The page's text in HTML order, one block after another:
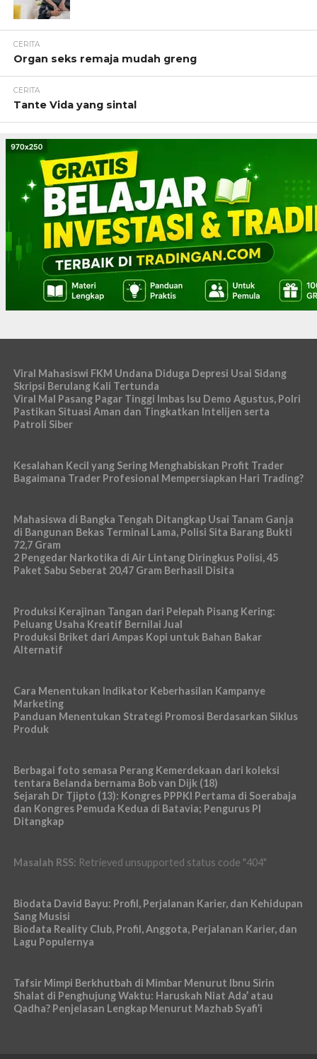
CERITA
Organ seks remaja mudah greng
CERITA
Tante Vida yang sintal
Viral Mahasiswi FKM Undana Diduga Depresi Usai Sidang
Skripsi Berulang Kali Tertunda
Viral Mal Pasang Pagar Tinggi Imbas Isu Demo Agustus, Polri
Pastikan Situasi Aman dan Tingkatkan Intelijen serta
Patroli Siber
Kesalahan Kecil yang Sering Menghabiskan Profit Trader
Bagaimana Trader Profesional Mempersiapkan Hari Trading?
Mahasiswa di Bangka Tengah Ditangkap Usai Tanam Ganja
di Bangunan Bekas Terminal Lama, Polisi Sita Barang Bukti
72,7 Gram
2 Pengedar Narkotika di Air Lintang Diringkus Polisi, 45
Paket Sabu Seberat 20,47 Gram Berhasil Disita
Produksi Kerajinan Tangan dari Pelepah Pisang Kering:
Peluang Usaha Kreatif Bernilai Jual
Produksi Briket dari Ampas Kopi untuk Bahan Bakar
Alternatif
Cara Menentukan Indikator Keberhasilan Kampanye
Marketing
Panduan Menentukan Strategi Promosi Berdasarkan Siklus
Produk
Berbagai foto semasa Perang Kemerdekaan dari koleksi
tentara Belanda bernama Bob van Dijk (18)
Sejarah Dr Tjipto (13): Kongres PPPKI Pertama di Soerabaja
dan Kongres Pemuda Kedua di Batavia; Pengurus PI
Ditangkap
Masalah RSS: Retrieved unsupported status code "404"
Biodata David Bayu: Profil, Perjalanan Karier, dan Kehidupan
Sang Musisi
Biodata Reality Club, Profil, Anggota, Perjalanan Karier, dan
Lagu Populernya
Tafsir Mimpi Berkhutbah di Mimbar Menurut Ibnu Sirin
Shalat di Penghujung Waktu: Haruskah Niat Ada’ atau
Qadha? Penjelasan Lengkap Menurut Mazhab Syafi’i